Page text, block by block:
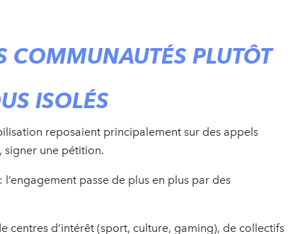
COMMUNAUTÉS PLUTÔT
ISOLÉS
reposaient principalement sur des appels
signer une pétition.
passe de plus en plus par des
centres d’intérêt (sport, culture, gaming), de collectifs